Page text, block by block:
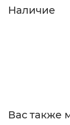
Наличие
Вас также